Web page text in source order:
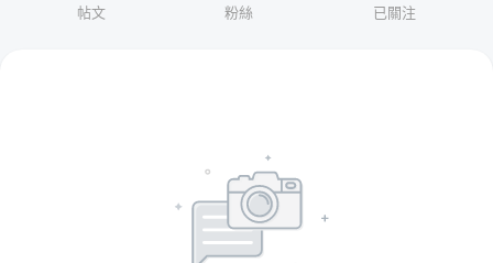
帖文 粉絲 已關注